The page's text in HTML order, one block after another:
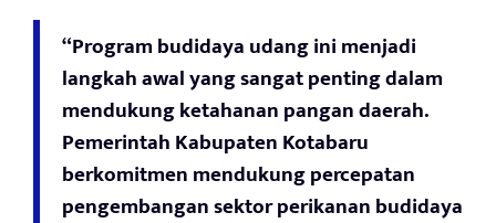
“Program budidaya udang ini menjadi
langkah awal yang sangat penting dalam
mendukung ketahanan pangan daerah.
Pemerintah Kabupaten Kotabaru
berkomitmen mendukung percepatan
pengembangan sektor perikanan budidaya